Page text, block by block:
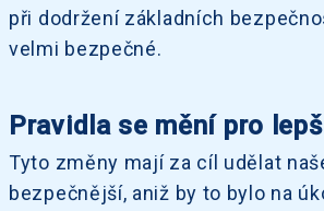
při dodržení základních
velmi bezpečné.
Pravidla se mění pro
Tyto změny mají za cíl udělat
bezpečnější, aniž by to bylo na